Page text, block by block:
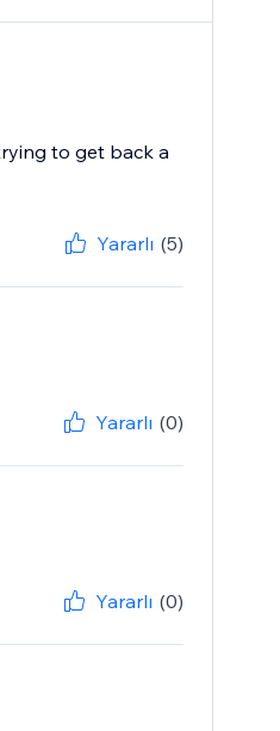
to get back a
Yararlı (5)
Yararlı (0)
Yararlı (0)